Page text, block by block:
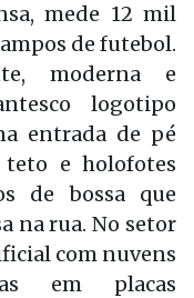
mede 12 mil
de futebol.
moderna e
logotipo
entrada de pé
e holofotes
de bossa que
na rua. No setor
com nuvens
em placas